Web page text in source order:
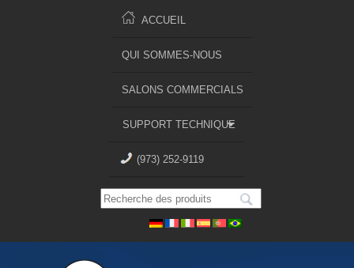
ACCUEIL
QUI SOMMES-NOUS
SALONS COMMERCIALS
SUPPORT TECHNIQUE
(973) 252-9119